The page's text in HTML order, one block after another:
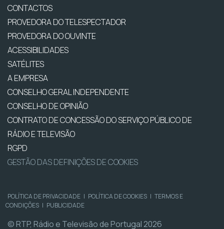
CONTACTOS
PROVEDORA DO TELESPECTADOR
PROVEDORA DO OUVINTE
ACESSIBILIDADES
SATÉLITES
A EMPRESA
CONSELHO GERAL INDEPENDENTE
CONSELHO DE OPINIÃO
CONTRATO DE CONCESSÃO DO SERVIÇO PÚBLICO DE
RÁDIO E TELEVISÃO
RGPD
GESTÃO DAS DEFINIÇÕES DE COOKIES
POLÍTICA DE PRIVACIDADE | POLÍTICA DE COOKIES | TERMOS E
CONDIÇÕES | PUBLICIDADE
© RTP, Rádio e Televisão de Portugal 2026